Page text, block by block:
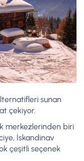
sunan
çekiyor.
merkezlerinden biri
İskandinav
çeşitli seçenek